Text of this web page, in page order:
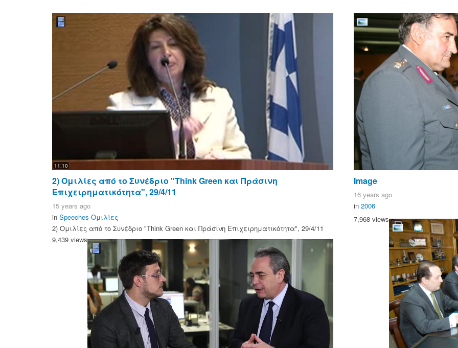
11:10
2) Ομιλίες από το Συνέδριο "Think Green και Πράσινη
Επιχειρηματικότητα", 29/4/11
15 years ago
in Speeches-Ομιλίες
2) Ομιλίες από το Συνέδριο "Think Green και Πράσινη Επιχειρηματικότητα", 29/4/11
9,439 views
Image
16 years ago
in 2006
7,968 views